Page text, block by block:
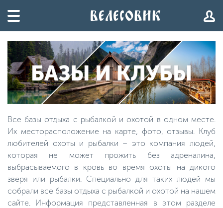
Все базы отдыха с рыбалкой и охотой в одном месте.
Их месторасположение на карте, фото, отзывы. Клуб
любителей охоты и рыбалки – это компания людей,
которая не может прожить без адреналина,
выбрасываемого в кровь во время охоты на дикого
зверя или рыбалки. Специально для таких людей мы
собрали все базы отдыха с рыбалкой и охотой на нашем
сайте. Информация представленная в этом разделе